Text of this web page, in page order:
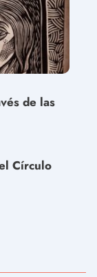
de las
Círculo